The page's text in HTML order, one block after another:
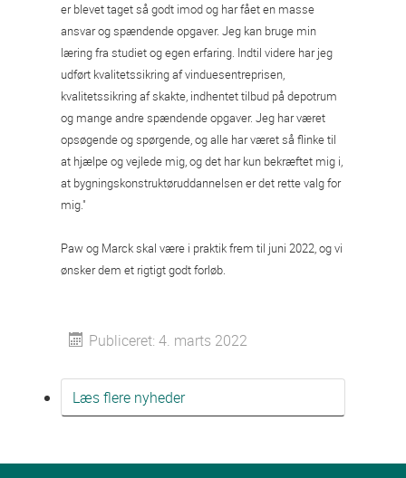
er blevet taget så godt imod og har fået en masse
ansvar og spændende opgaver. Jeg kan bruge min
læring fra studiet og egen erfaring. Indtil videre har jeg
udført kvalitetssikring af vinduesentreprisen,
kvalitetssikring af skakte, indhentet tilbud på depotrum
og mange andre spændende opgaver. Jeg har været
opsøgende og spørgende, og alle har været så flinke til
at hjælpe og vejlede mig, og det har kun bekræftet mig i,
at bygningskonstruktøruddannelsen er det rette valg for
mig."
Paw og Marck skal være i praktik frem til juni 2022, og vi
ønsker dem et rigtigt godt forløb.
Publiceret: 4. marts 2022
Læs flere nyheder